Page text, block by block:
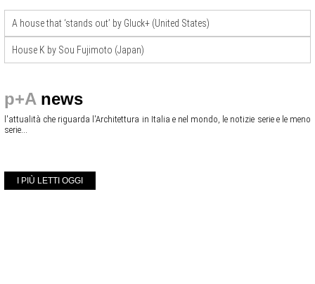
A house that ‘stands out’ by Gluck+ (United States)
House K by Sou Fujimoto (Japan)
p+A news
l'attualità che riguarda l'Architettura in Italia e nel mondo, le notizie serie e le meno
serie...
I PIÙ LETTI OGGI